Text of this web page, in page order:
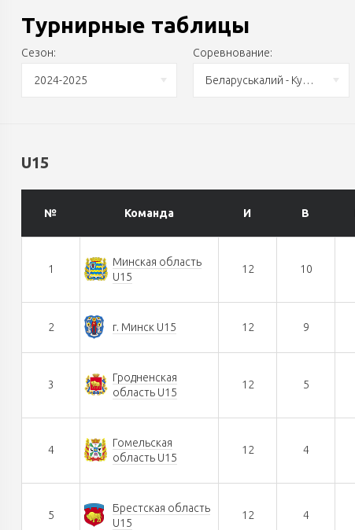
Турнирные таблицы
Сезон:
2024-2025
Соревнование:
Беларуськалий - Кубок Федерации
U15
№ Команда И В
1
Минская область
U15
12 10
2 г. Минск U15 12 9
3
Гродненская
область U15
12 5
4
Гомельская
область U15
12 4
5
Брестская область
U15
12 4